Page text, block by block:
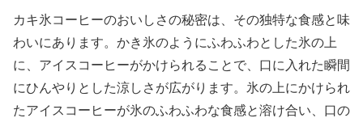
カキ氷コーヒーのおいしさの秘密は、その独特な食感と味
わいにあります。かき氷のようにふわふわとした氷の上
に、アイスコーヒーがかけられることで、口に入れた瞬間
にひんやりとした涼しさが広がります。氷の上にかけられ
たアイスコーヒーが氷のふわふわな食感と溶け合い、口の